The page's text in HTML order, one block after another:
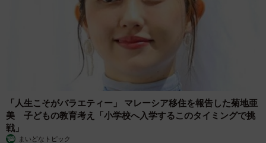
「人生こそがバラエティー」 マレーシア移住を報告した菊地亜
美 子どもの教育考え「小学校へ入学するこのタイミングで挑
戦」
まいどなトピック